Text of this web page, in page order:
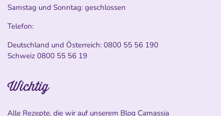
Samstag und Sonntag: geschlossen
Telefon:
Deutschland und Österreich: 0800 55 56 190
Schweiz 0800 55 56 19
Wichtig
Alle Rezepte, die wir auf unserem Blog Camassia